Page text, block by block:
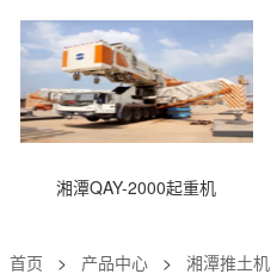
湘潭QAY-2000起重机
首页 > 产品中心 > 湘潭推土机